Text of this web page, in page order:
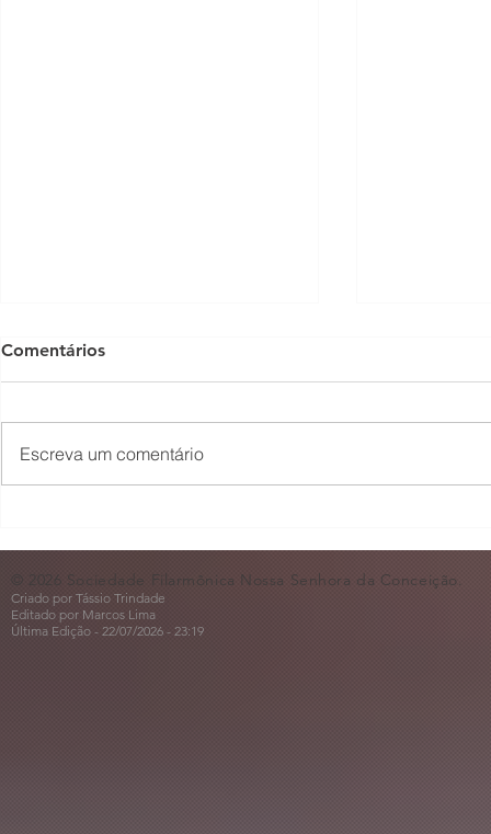
🎵🎶
ao Dia dos
Comentários
Escreva um comentário
© 2026 Sociedade Filarmônica Nossa Senhora da Conceição.
Criado por Tássio Trindade
Editado por Marcos Lima
Última Edição - 22/07/2026 - 23:19